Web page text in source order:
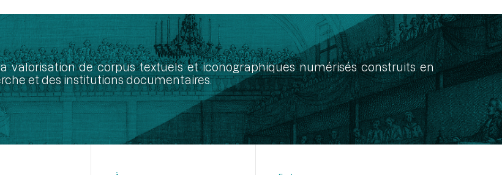
valorisation de corpus textuels et iconographiques numérisés construits en
et des institutions documentaires.